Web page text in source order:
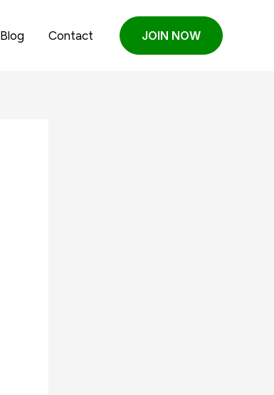
Blog Contact JOIN NOW